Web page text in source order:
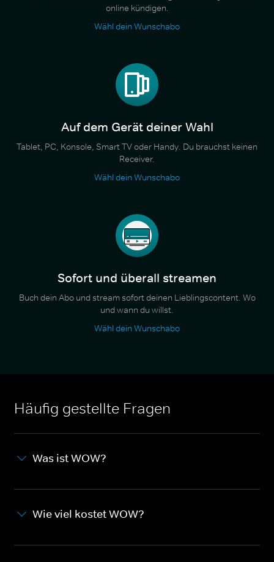
online kündigen.
Wähl dein Wunschabo
Auf dem Gerät deiner Wahl
Tablet, PC, Konsole, Smart TV oder Handy. Du brauchst keinen
Receiver.
Wähl dein Wunschabo
Sofort und überall streamen
Buch dein Abo und stream sofort deinen Lieblingscontent. Wo
und wann du willst.
Wähl dein Wunschabo
Häufig gestellte Fragen
Was ist WOW?
Wie viel kostet WOW?